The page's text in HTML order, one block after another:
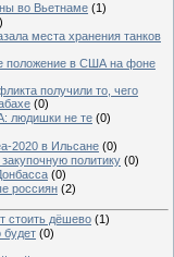
во Вьетнаме (1)
места хранения танков
положение в США на фоне
получили то, чего
(0)
людишки не те (0)
2020 в Ильсане (0)
политику (0)
(0)
россиян (2)
стоить дёшево (1)
будет (0)